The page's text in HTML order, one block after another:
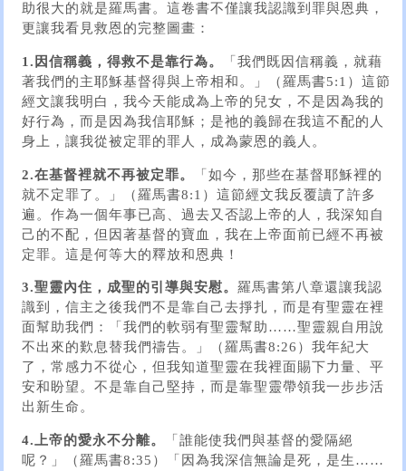
助很大的就是羅馬書。這卷書不僅讓我認識到罪與恩典，
更讓我看見救恩的完整圖畫：
1.因信稱義，得救不是靠行為。
「我們既因信稱義，就藉
著我們的主耶穌基督得與上帝相和。」（羅馬書5:1）這節
經文讓我明白，我今天能成為上帝的兒女，不是因為我的
好行為，而是因為我信耶穌；是祂的義歸在我這不配的人
身上，讓我從被定罪的罪人，成為蒙恩的義人。
2.在基督裡就不再被定罪。
「如今，那些在基督耶穌裡的
就不定罪了。」（羅馬書8:1）這節經文我反覆讀了許多
遍。作為一個年事已高、過去又否認上帝的人，我深知自
己的不配，但因著基督的寶血，我在上帝面前已經不再被
定罪。這是何等大的釋放和恩典！
3.聖靈內住，成聖的引導與安慰。羅馬書第八章還讓我認
識到，信主之後我們不是靠自己去掙扎，而是有聖靈在裡
面幫助我們：「我們的軟弱有聖靈幫助……聖靈親自用說
不出來的歎息替我們禱告。」（羅馬書8:26）我年紀大
了，常感力不從心，但我知道聖靈在我裡面賜下力量、平
安和盼望。不是靠自己堅持，而是靠聖靈帶領我一步步活
出新生命。
4.上帝的愛永不分離。
「誰能使我們與基督的愛隔絕
呢？」（羅馬書8:35）「因為我深信無論是死，是生……